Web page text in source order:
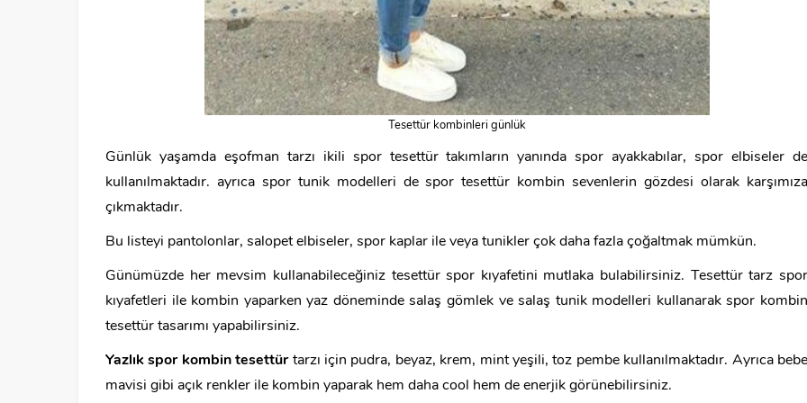
Tesettür kombinleri günlük
Günlük yaşamda eşofman tarzı ikili spor tesettür takımların yanında spor ayakkabılar, spor elbiseler de
kullanılmaktadır. ayrıca spor tunik modelleri de spor tesettür kombin sevenlerin gözdesi olarak karşımıza
çıkmaktadır.
Bu listeyi pantolonlar, salopet elbiseler, spor kaplar ile veya tunikler çok daha fazla çoğaltmak mümkün.
Günümüzde her mevsim kullanabileceğiniz tesettür spor kıyafetini mutlaka bulabilirsiniz. Tesettür tarz spor
kıyafetleri ile kombin yaparken yaz döneminde salaş gömlek ve salaş tunik modelleri kullanarak spor kombin
tesettür tasarımı yapabilirsiniz.
Yazlık spor kombin tesettürtarzı için pudra, beyaz, krem, mint yeşili, toz pembe kullanılmaktadır. Ayrıca bebe
mavisi gibi açık renkler ile kombin yaparak hem daha cool hem de enerjik görünebilirsiniz.